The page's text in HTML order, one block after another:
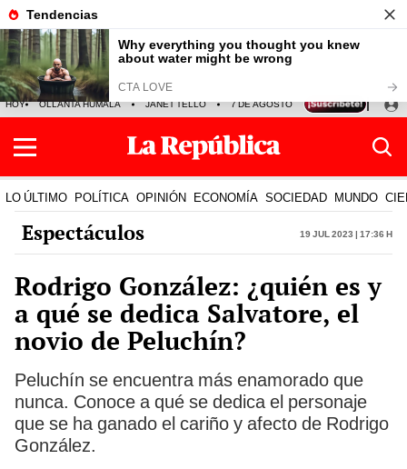
HOY OLLANTA HUMALA JANET TELLO 7 DE AGOSTO TINKA RESULTADOS
LO ÚLTIMO POLÍTICA OPINIÓN ECONOMÍA SOCIEDAD MUNDO
Espectáculos 19 Jul 2023 | 17:36 h
Rodrigo González: ¿quién es y
a qué se dedica Salvatore, el
novio de Peluchín?
Peluchín se encuentra más enamorado que
nunca. Conoce a qué se dedica el personaje
que se ha ganado el cariño y afecto de Rodrigo
González.